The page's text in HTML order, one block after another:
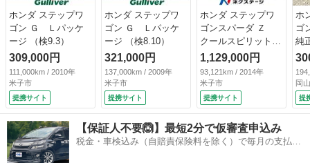
ホンダ ステップワ
ゴン Ｇ Ｌパッケ
ージ （検9.3）
309,000円
111,000km / 2010年
米子市
提携サイト
ホンダ ステップワ
ゴン Ｇ Ｌパッケ
ージ （検8.10）
321,000円
137,000km / 2009年
米子市
提携サイト
ホンダ ステップワ
ゴンスパーダ Ｚ
クールスピリット
両側電動ドア 純正
９型ナビ バックカ
メラ レーダークル
ーズ 禁煙車 ハー
フレザーシート ド
ラレコ スマートキ
ー ＨＩＤヘッド
ビルトインＥＴＣ
1,129,000円
93,121km / 2014年
米子市
提携サイト
ホ
ゴ
純
メ
9.5
岡
提
【保証人不要🙆】最短2分で仮審査申込み
税金・車検込み（自賠責保険料を除く）で毎月の支払額